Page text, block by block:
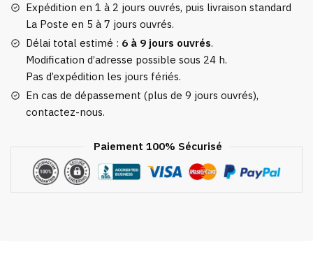
Expédition en 1 à 2 jours ouvrés, puis livraison standard
La Poste en 5 à 7 jours ouvrés.
Délai total estimé : 6 à 9 jours ouvrés.
Modification d’adresse possible sous 24 h.
Pas d’expédition les jours fériés.
En cas de dépassement (plus de 9 jours ouvrés),
contactez-nous.
Paiement 100% Sécurisé